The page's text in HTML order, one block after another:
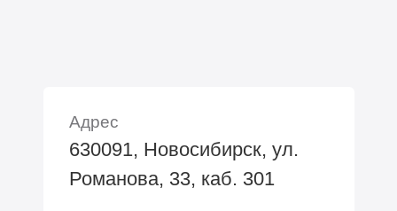
Адрес
630091, Новосибирск, ул.
Романова, 33, каб. 301